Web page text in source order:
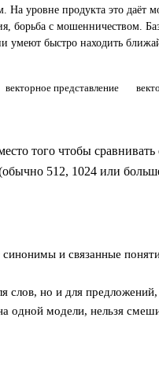
На уровне продукта это даёт
борьба с мошенничеством.
умеют быстро находить
векторное представление
того чтобы
512, 1024 или
и связанные
слов, но и для
одной модели, нельзя